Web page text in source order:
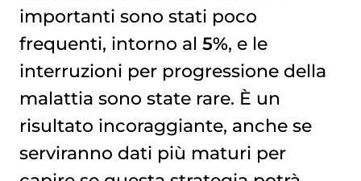
importanti sono stati poco
frequenti, intorno al 5%, e le
interruzioni per progressione della
malattia sono state rare. È un
risultato incoraggiante, anche se
serviranno dati più maturi per